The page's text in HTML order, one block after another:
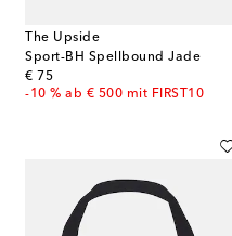
The Upside
Sport-BH Spellbound Jade
€ 75
original price
-10 % ab € 500 mit FIRST10